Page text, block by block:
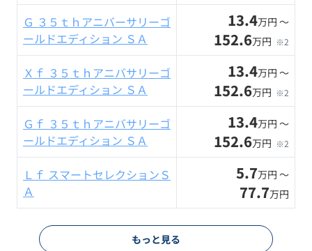
Ｇ ３５ｔｈアニバーサリーゴ
ールドエディション ＳＡ
13.4万円 〜
152.6万円 ※2
Ｘｆ ３５ｔｈアニバサリーゴ
ールドエディション ＳＡ
13.4万円 〜
152.6万円 ※2
Ｇｆ ３５ｔｈアニバサリーゴ
ールドエディション ＳＡ
13.4万円 〜
152.6万円 ※2
Ｌｆ スマートセレクションＳ
Ａ
5.7万円 〜
77.7万円
もっと見る